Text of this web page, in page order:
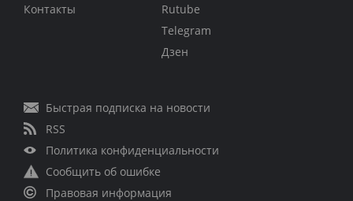
Контакты
Rutube
Telegram
Дзен
Быстрая подписка на новости
RSS
Политика конфиденциальности
Сообщить об ошибке
Правовая информация